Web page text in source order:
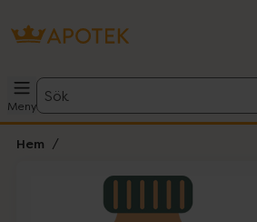
Meny
Sök
Hem
Lista: . Innehåller 1 objekt.